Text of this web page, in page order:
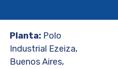
Planta: Polo
Industrial Ezeiza,
Buenos Aires,